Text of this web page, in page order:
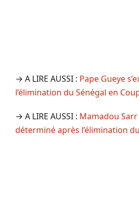
→ A LIRE AUSSI : Pape Gueye
l’élimination du Sénégal en
→ A LIRE AUSSI : Mamadou
déterminé après l’élimination